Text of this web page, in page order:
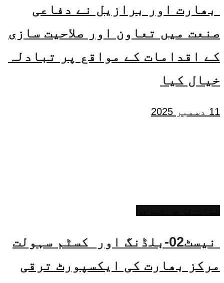
بھارت اور برازیل نے دفاعی
صنعت میں تعاون اور صلاحیت سازی
کے اقدامات کے مواقع پر تبادلہ
خیال کیا
11 دسمبر 2025
نیسٹ02-بلڈنگ اور کسٹم سہولت
مرکز بھارت کی ایکسپورٹ ترقی